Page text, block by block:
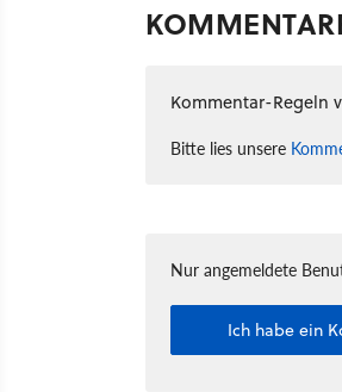
Kommentar-Regeln
Bitte lies unsere
Nur angemeldete
Ich habe ein